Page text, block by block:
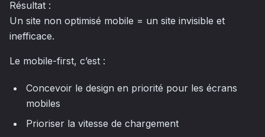
Résultat :
Un site non optimisé mobile = un site invisible et
inefficace.
Le mobile-first, c’est :
Concevoir le design en priorité pour les écrans
mobiles
Prioriser la vitesse de chargement